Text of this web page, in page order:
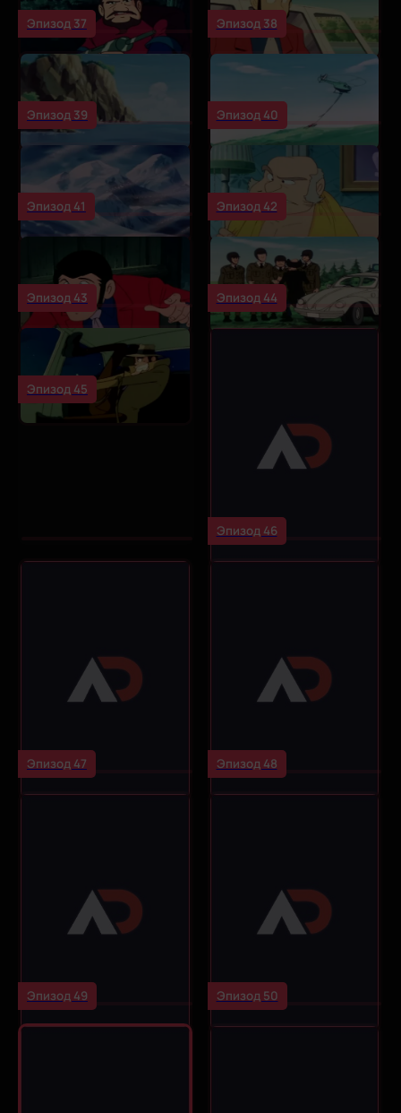
Эпизод 37 Эпизод 38
Эпизод 39 Эпизод 40
Эпизод 41 Эпизод 42
Эпизод 43 Эпизод 44
Эпизод 45
Эпизод 46
Эпизод 47 Эпизод 48
Эпизод 49 Эпизод 50